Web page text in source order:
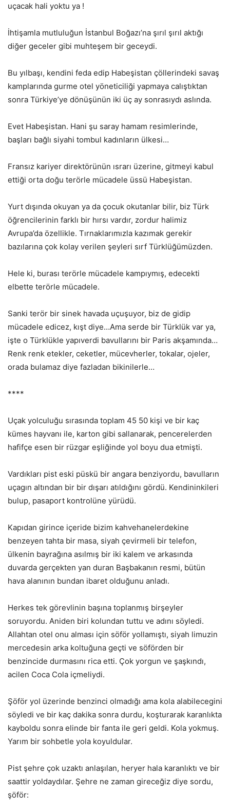
uçacak hali yoktu ya !
İhtişamla mutluluğun İstanbul Boğazı’na şırıl şırıl aktığı
diğer geceler gibi muhteşem bir geceydi.
Bu yılbaşı, kendini feda edip Habeşistan çöllerindeki savaş
kamplarında gurme otel yöneticiliği yapmaya calıştıktan
sonra Türkiye’ye dönüşünün iki üç ay sonrasıydı aslında.
Evet Habeşistan. Hani şu saray hamam resimlerinde,
başları bağlı siyahi tombul kadınların ülkesi…
Fransız kariyer direktörünün ısrarı üzerine, gitmeyi kabul
ettiği orta doğu terörle mücadele üssü Habeşistan.
Yurt dışında okuyan ya da çocuk okutanlar bilir, biz Türk
öğrencilerinin farklı bir hırsı vardır, zordur halimiz
Avrupa’da özellikle. Tırnaklarımızla kazımak gerekir
bazılarına çok kolay verilen şeyleri sırf Türklüğümüzden.
Hele ki, burası terörle mücadele kampıymış, edecekti
elbette terörle mücadele.
Sanki terör bir sinek havada uçuşuyor, biz de gidip
mücadele edicez, kışt diye…Ama serde bir Türklük var ya,
işte o Türklükle yapıverdi bavullarını bir Paris akşamında…
Renk renk etekler, ceketler, mücevherler, tokalar, ojeler,
orada bulamaz diye fazladan bikinilerle…
****
Uçak yolculuğu sırasında toplam 45 50 kişi ve bir kaç
kümes hayvanı ile, karton gibi sallanarak, pencerelerden
hafifçe esen bir rüzgar eşliğinde yol boyu dua etmişti.
Vardıkları pist eski püskü bir angara benziyordu, bavulların
uçagın altından bir bir dışarı atıldığını gördü. Kendininkileri
bulup, pasaport kontrolüne yürüdü.
Kapıdan girince içeride bizim kahvehanelerdekine
benzeyen tahta bir masa, siyah çevirmeli bir telefon,
ülkenin bayrağına asılmış bir iki kalem ve arkasında
duvarda gerçekten yan duran Başbakanın resmi, bütün
hava alanının bundan ibaret olduğunu anladı.
Herkes tek görevlinin başına toplanmış birşeyler
soruyordu. Aniden biri kolundan tuttu ve adını söyledi.
Allahtan otel onu alması için söför yollamıştı, siyah limuzin
mercedesin arka koltuğuna geçti ve söförden bir
benzincide durmasını rica etti. Çok yorgun ve şaşkındı,
acilen Coca Cola içmeliydi.
Şöför yol üzerinde benzinci olmadığı ama kola alabilecegini
söyledi ve bir kaç dakika sonra durdu, koşturarak karanlıkta
kayboldu sonra elinde bir fanta ile geri geldi. Kola yokmuş.
Yarım bir sohbetle yola koyuldular.
Pist şehre çok uzaktı anlaşılan, heryer hala karanlıktı ve bir
saattir yoldaydılar. Şehre ne zaman gireceğiz diye sordu,
şöför: